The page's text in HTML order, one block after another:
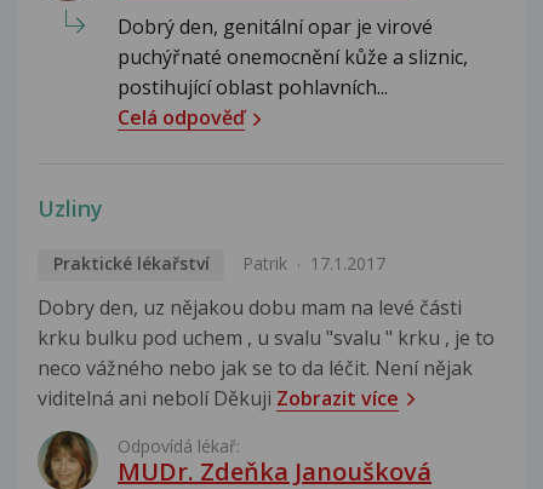
Dobrý den, genitální opar je virové
puchýřnaté onemocnění kůže a sliznic,
postihující oblast pohlavních...
Celá odpověď
Uzliny
Praktické lékařství Patrik 17.1.2017
Dobry den, uz nějakou dobu mam na levé části
krku bulku pod uchem , u svalu "svalu " krku , je to
neco vážného nebo jak se to da léčit. Není nějak
viditelná ani nebolí Děkuji Zobrazit více
Odpovídá lékař:
MUDr. Zdeňka Janoušková